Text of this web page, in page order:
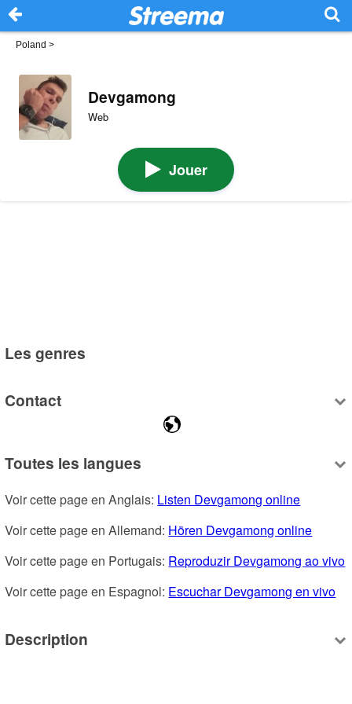
Poland >
Devgamong
Web
Jouer
Les genres
Contact
Toutes les langues
Voir cette page en Anglais: Listen Devgamong online
Voir cette page en Allemand: Hören Devgamong online
Voir cette page en Portugais: Reproduzir Devgamong ao vivo
Voir cette page en Espagnol: Escuchar Devgamong en vivo
Description